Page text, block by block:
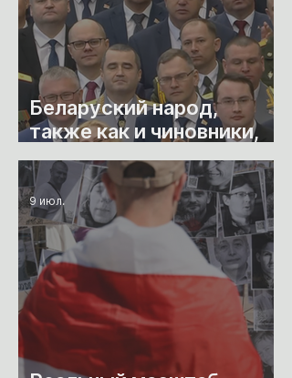
Беларуский народ,
также как и чиновники,
устал от Лукашенко
9 июл.